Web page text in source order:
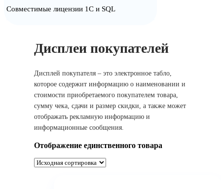
Совместимые лицензии 1С и SQL
Дисплеи покупателей
Дисплей покупателя – это электронное табло,
которое содержит информацию о наименовании и
стоимости приобретаемого покупателем товара,
сумму чека, сдачи и размер скидки, а также может
отображать рекламную информацию и
информационные сообщения.
Отображение единственного товара